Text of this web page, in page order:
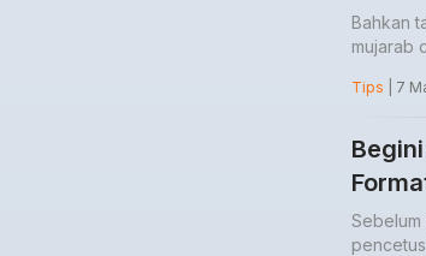
Bahkan
mujarab
Tips | 7
Sebelum